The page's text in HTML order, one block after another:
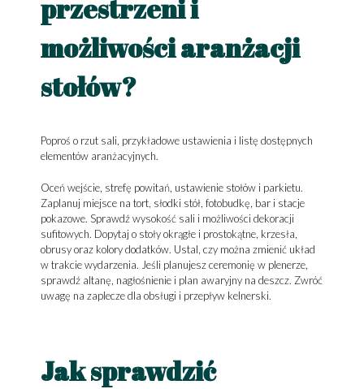
przestrzeni i
możliwości aranżacji
stołów?
Poproś o rzut sali, przykładowe ustawienia i listę dostępnych
elementów aranżacyjnych.
Oceń wejście, strefę powitań, ustawienie stołów i parkietu.
Zaplanuj miejsce na tort, słodki stół, fotobudkę, bar i stacje
pokazowe. Sprawdź wysokość sali i możliwości dekoracji
sufitowych. Dopytaj o stoły okrągłe i prostokątne, krzesła,
obrusy oraz kolory dodatków. Ustal, czy można zmienić układ
w trakcie wydarzenia. Jeśli planujesz ceremonię w plenerze,
sprawdź altanę, nagłośnienie i plan awaryjny na deszcz. Zwróć
uwagę na zaplecze dla obsługi i przepływ kelnerski.
Jak sprawdzić